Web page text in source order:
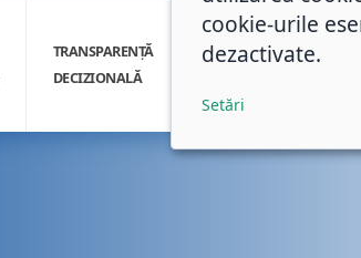
TRANSPARENȚĂ
DECIZIONALĂ
INTEGRITATE
cookie-urile
dezactivate.
Setări